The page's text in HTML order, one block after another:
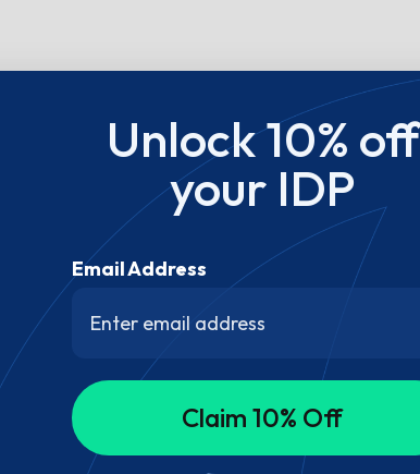
Unlock 10% off
your IDP
Email Address
Claim 10% Off